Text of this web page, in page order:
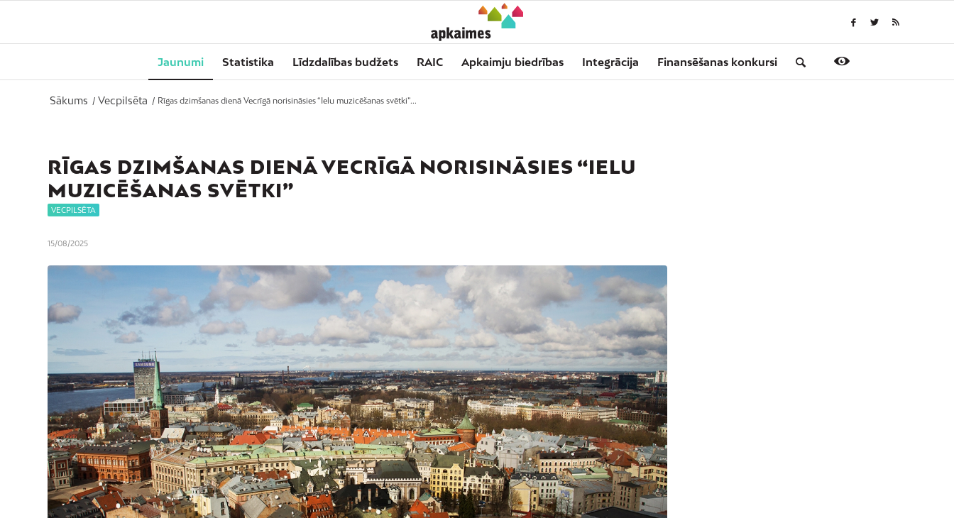
Jaunumi Statistika Līdzdalības budžets RAIC Apkaimju biedrības Integrācija Finansēšanas konkursi
Sākums / Vecpilsēta / Rīgas dzimšanas dienā Vecrīgā norisināsies “Ielu muzicēšanas svētki”...
RĪGAS DZIMŠANAS DIENĀ VECRĪGĀ NORISINĀSIES “IELU
MUZICĒŠANAS SVĒTKI”
VECPILSĒTA
15/08/2025